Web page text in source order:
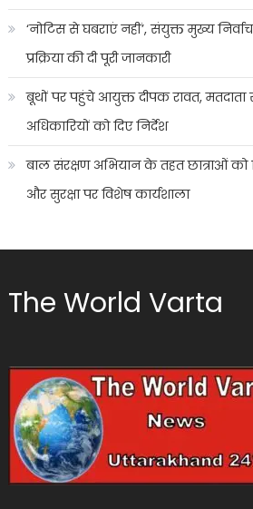
‘नोटिस से घबराएं नहीं’, संयुक्त मुख्य
प्रक्रिया की दी पूरी जानकारी
बूथों पर पहुंचे आयुक्त दीपक रावत,
अधिकारियों को दिए निर्देश
बाल संरक्षण अभियान के तहत छात्राओं
और सुरक्षा पर विशेष कार्यशाला
The World Varta